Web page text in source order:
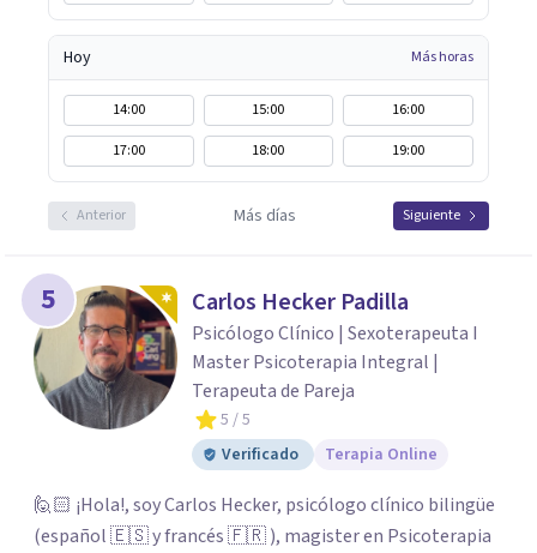
Hoy Más horas
14:00 15:00
16:00
17:00
18:00 19:00
Anterior Más días Siguiente
5 Carlos Hecker Padilla
Psicólogo Clínico | Sexoterapeuta I
Master Psicoterapia Integral |
Terapeuta de Pareja
5 / 5
Verificado
Terapia Online
🙋🏻 ¡Hola!, soy Carlos Hecker, psicólogo clínico bilingüe
(español 🇪🇸 y francés 🇫🇷 ), magister en Psicoterapia